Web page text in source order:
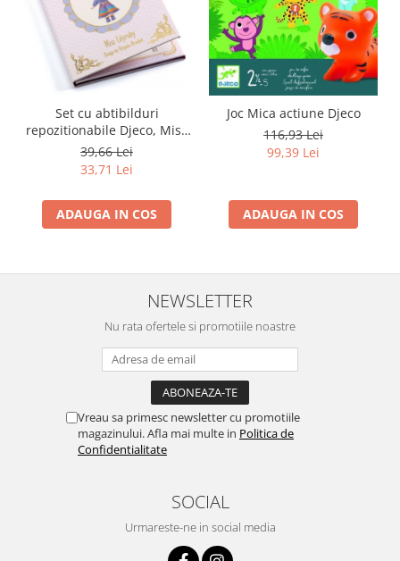
Set cu abtibilduri
repozitionabile Djeco, Miss
Lilyruby
39,66 Lei
33,71 Lei
ADAUGA IN COS
Joc Mica actiune Djeco
116,93 Lei
99,39 Lei
ADAUGA IN COS
NEWSLETTER
Nu rata ofertele si promotiile noastre
Vreau sa primesc newsletter cu promotiile
magazinului. Afla mai multe in Politica de
Confidentialitate
SOCIAL
Urmareste-ne in social media